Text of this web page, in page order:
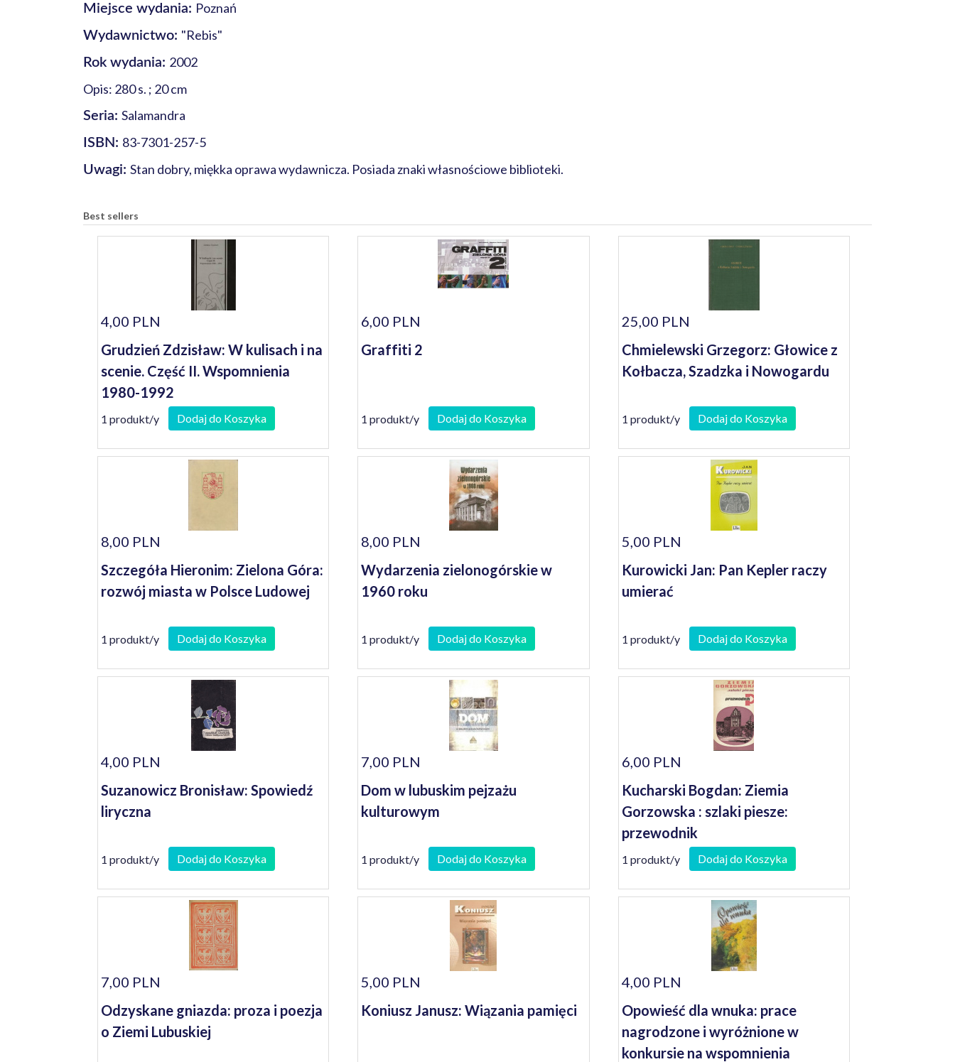
Miejsce wydania: Poznań
Wydawnictwo: "Rebis"
Rok wydania: 2002
Opis: 280 s. ; 20 cm
Seria: Salamandra
ISBN: 83-7301-257-5
Uwagi: Stan dobry, miękka oprawa wydawnicza. Posiada znaki własnościowe biblioteki.
Best sellers
4,00 PLN
Grudzień Zdzisław: W kulisach i na
scenie. Część II. Wspomnienia
1980-1992
1 produkt/y Dodaj do Koszyka
6,00 PLN
Graffiti 2
1 produkt/y Dodaj do Koszyka
25,00 PLN
Chmielewski Grzegorz: Głowice z
Kołbacza, Szadzka i Nowogardu
1 produkt/y Dodaj do Koszyka
8,00 PLN
Szczegóła Hieronim: Zielona Góra:
rozwój miasta w Polsce Ludowej
1 produkt/y Dodaj do Koszyka
8,00 PLN
Wydarzenia zielonogórskie w
1960 roku
1 produkt/y Dodaj do Koszyka
5,00 PLN
Kurowicki Jan: Pan Kepler raczy
umierać
1 produkt/y Dodaj do Koszyka
4,00 PLN
Suzanowicz Bronisław: Spowiedź
liryczna
1 produkt/y Dodaj do Koszyka
7,00 PLN
Dom w lubuskim pejzażu
kulturowym
1 produkt/y Dodaj do Koszyka
6,00 PLN
Kucharski Bogdan: Ziemia
Gorzowska : szlaki piesze:
przewodnik
1 produkt/y Dodaj do Koszyka
7,00 PLN
Odzyskane gniazda: proza i poezja
o Ziemi Lubuskiej
5,00 PLN
Koniusz Janusz: Wiązania pamięci
4,00 PLN
Opowieść dla wnuka: prace
nagrodzone i wyróżnione w
konkursie na wspomnienia